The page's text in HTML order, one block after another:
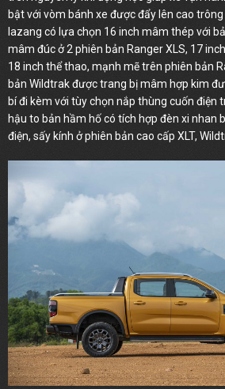
bật với vòm bánh xe được đẩy lên cao
lazang có lựa chọn 16 inch mâm thép với
mâm đúc ở 2 phiên bản Ranger XLS, 17
18 inch thể thao, mạnh mẽ trên phiên bản
bản Wildtrak được trang bị mâm hợp kim
bí đi kèm với tùy chọn nắp thùng cuốn điện
hậu to bản hầm hố có tích hợp đèn xi nhan
điện, sấy kính ở phiên bản cao cấp XLT,